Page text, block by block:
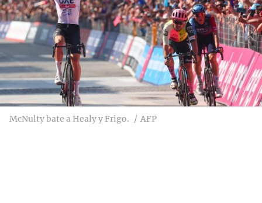
McNulty bate a Healy y Frigo. AFP